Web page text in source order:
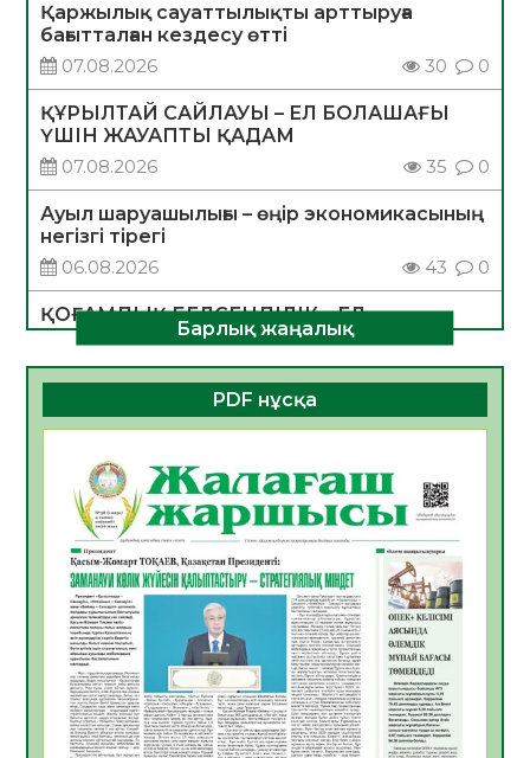
Қаржылық сауаттылықты арттыруға
бағытталған кездесу өтті
07.08.2026
30 0
ҚҰРЫЛТАЙ САЙЛАУЫ – ЕЛ БОЛАШАҒЫ
ҮШІН ЖАУАПТЫ ҚАДАМ
07.08.2026
35 0
Ауыл шаруашылығы – өңір экономикасының
негізгі тірегі
06.08.2026
43 0
ҚОҒАМДЫҚ БЕЛСЕНДІЛІК – ЕЛ
ДАМУЫНЫҢ НЕГІЗІ
06.08.2026
40 0
ҚҰРЫЛТАЙ САЙЛАУЫ – БОЛАШАҚҚА
06.08.2026
Инфекциялық ауруларға қарсы иммундау
жұмыстарының тиімділігі
06.08.2026
45
Көкжөтел ауруы туралы
06.08.2026
40
АПВ вакцинасы туралы мәлімет
06.08.2026
40
Барлық жаңалық
PDF нұсқа